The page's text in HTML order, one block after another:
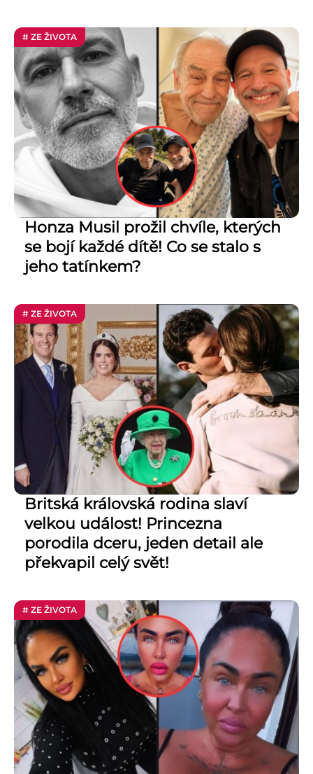
# ZE ŽIVOTA
Honza Musil prožil chvíle, kterých
se bojí každé dítě! Co se stalo s
jeho tatínkem?
# ZE ŽIVOTA
Britská královská rodina slaví
velkou událost! Princezna
porodila dceru, jeden detail ale
překvapil celý svět!
# ZE ŽIVOTA